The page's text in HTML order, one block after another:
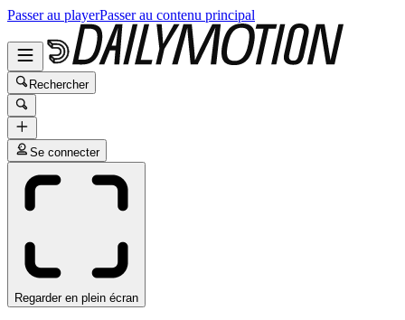
Passer au playerPasser au contenu principal
Rechercher
Se connecter
Regarder en plein écran